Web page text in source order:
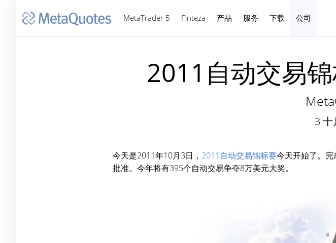
MetaTrader 5 Finteza 产品 服务 下载 公司
2011自动交易
3 十
今天是2011年10月3日， 2011自动交易锦标赛今天开始了。
批准。今年将有395个自动交易争夺8万美元大奖​​。